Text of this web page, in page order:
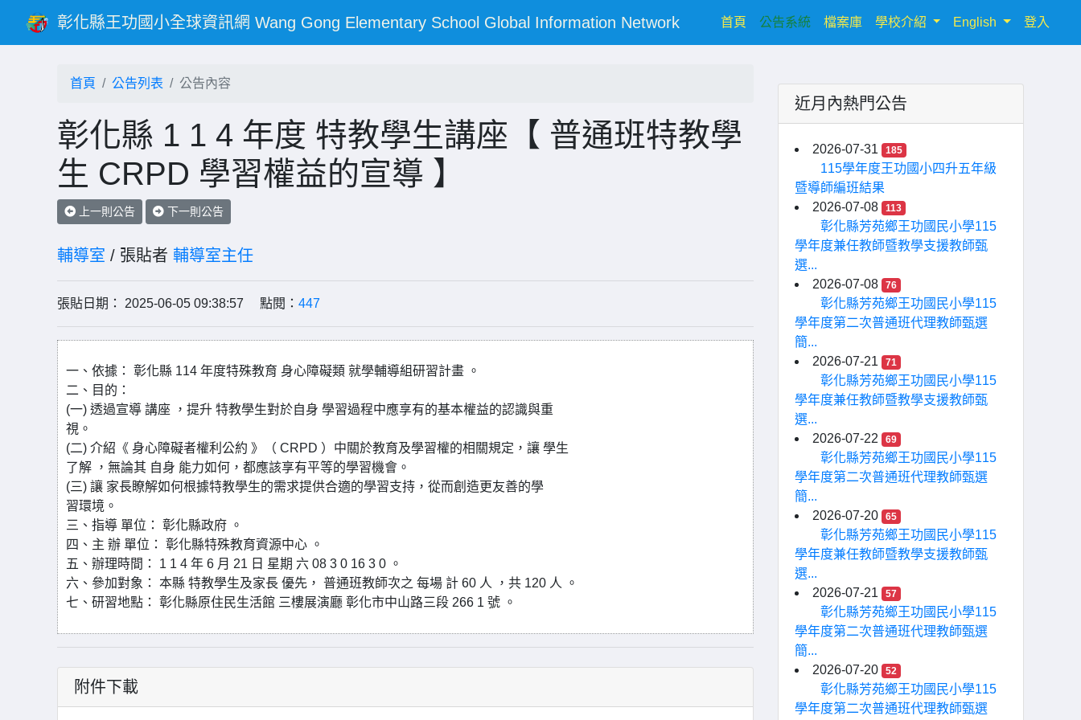
彰化縣王功國小全球資訊網 Wang Gong Elementary School Global Information Network 首頁(current)
公告系統 檔案庫 學校介紹 English 登入
首頁 公告列表 公告內容
彰化縣 1 1 4 年度 特教學生講座【 普通班特教學
生 CRPD 學習權益的宣導 】
上一則公告 下一則公告
輔導室 / 張貼者 輔導室主任
張貼日期： 2025-06-05 09:38:57 點閱： 447
一、依據： 彰化縣 114 年度特殊教育 身心障礙類 就學輔導組研習計畫 。
二、目的：
(一) 透過宣導 講座 ，提升 特教學生對於自身 學習過程中應享有的基本權益的認識與重
視。
(二) 介紹《 身心障礙者權利公約 》（ CRPD ）中關於教育及學習權的相關規定，讓 學生
了解 ，無論其 自身 能力如何，都應該享有平等的學習機會。
(三) 讓 家長瞭解如何根據特教學生的需求提供合適的學習支持，從而創造更友善的學
習環境。
三、指導 單位： 彰化縣政府 。
四、主 辦 單位： 彰化縣特殊教育資源中心 。
五、辦理時間： 1 1 4 年 6 月 21 日 星期 六 08 3 0 16 3 0 。
六、參加對象： 本縣 特教學生及家長 優先， 普通班教師次之 每場 計 60 人 ，共 120 人 。
七、研習地點： 彰化縣原住民生活館 三樓展演廳 彰化市中山路三段 266 1 號 。
附件下載
近月內熱門公告
2026-07-31 185
115學年度王功國小四升五年級
暨導師編班結果
2026-07-08
113
彰化縣芳苑鄉王功國民小學115
學年度兼任教師暨教學支援教師甄
選...
2026-07-08
76
彰化縣芳苑鄉王功國民小學115
學年度第二次普通班代理教師甄選
簡...
2026-07-21
71
彰化縣芳苑鄉王功國民小學115
學年度兼任教師暨教學支援教師甄
選...
2026-07-22
69
彰化縣芳苑鄉王功國民小學115
學年度第二次普通班代理教師甄選
簡...
2026-07-20
65
彰化縣芳苑鄉王功國民小學115
學年度兼任教師暨教學支援教師甄
選...
2026-07-21
57
彰化縣芳苑鄉王功國民小學115
學年度第二次普通班代理教師甄選
簡...
2026-07-20
52
彰化縣芳苑鄉王功國民小學115
學年度第二次普通班代理教師甄選